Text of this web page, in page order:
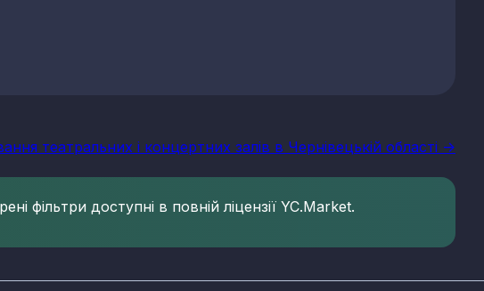
театральних і концертних залів в Чернівецькій області ->
фільтри доступні в повній ліцензії YC.Market.